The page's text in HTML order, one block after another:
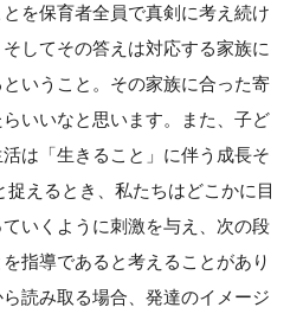
を保育者全員で真剣に考え続け
してその答えは対応する家族に
いうこと。その家族に合った寄
いいなと思います。また、子ど
は「生きること」に伴う成長そ
えるとき、私たちはどこかに目
いくように刺激を与え、次の段
指導であると考えることがあり
読み取る場合、発達のイメージ